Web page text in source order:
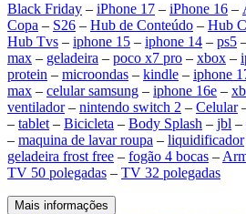
Black Friday – iPhone 17 – iPhone 16 –
Copa – S26 – Hub de Conteúdo – Hub
Hub Tvs – iphone 15 – iphone 14 – ps5
max – geladeira – poco x7 pro – xbox –
protein – microondas – kindle – iphone
max – celular samsung – iphone 16e –
ventilador– nintendo switch 2 – Celular
– tablet – Bicicleta – Body Splash – jbl –
– maquina de lavar roupa – liquidificador
geladeira frost free – fogão 4 bocas –
TV 50 polegadas – TV 32 polegadas
Mais informações